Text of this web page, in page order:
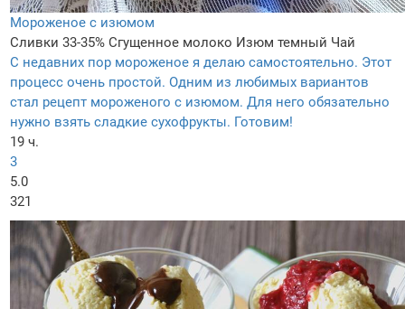
Мороженое с изюмом
Сливки 33-35% Сгущенное молоко Изюм темный Чай
С недавних пор мороженое я делаю самостоятельно. Этот
процесс очень простой. Одним из любимых вариантов
стал рецепт мороженого с изюмом. Для него обязательно
нужно взять сладкие сухофрукты. Готовим!
19 ч.
3
5.0
321